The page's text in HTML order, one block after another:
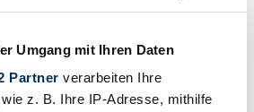
Umgang mit Ihren Daten
Partner verarbeiten Ihre
z. B. Ihre IP-Adresse, mithilfe